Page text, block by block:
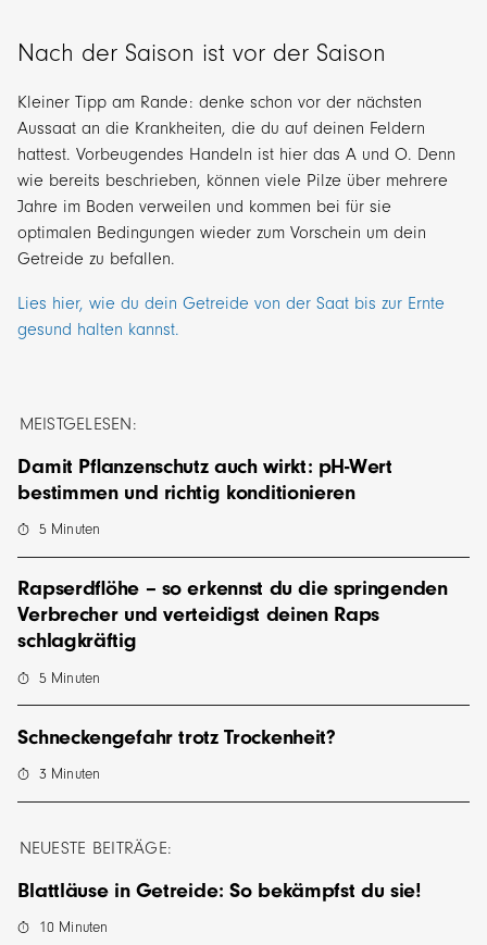
Nach der Saison ist vor der Saison
Kleiner Tipp am Rande: denke schon vor der nächsten
Aussaat an die Krankheiten, die du auf deinen Feldern
hattest. Vorbeugendes Handeln ist hier das A und O. Denn
wie bereits beschrieben, können viele Pilze über mehrere
Jahre im Boden verweilen und kommen bei für sie
optimalen Bedingungen wieder zum Vorschein um dein
Getreide zu befallen.
Lies hier, wie du dein Getreide von der Saat bis zur Ernte
gesund halten kannst.
MEISTGELESEN:
Damit Pflanzenschutz auch wirkt: pH-Wert
bestimmen und richtig konditionieren
5 Minuten
Rapserdflöhe – so erkennst du die springenden
Verbrecher und verteidigst deinen Raps
schlagkräftig
5 Minuten
Schneckengefahr trotz Trockenheit?
3 Minuten
NEUESTE BEITRÄGE:
Blattläuse in Getreide: So bekämpfst du sie!
10 Minuten